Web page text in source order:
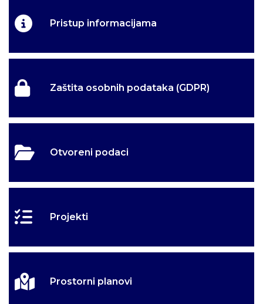
Pristup informacijama
Zaštita osobnih podataka (GDPR)
Otvoreni podaci
Projekti
Prostorni planovi